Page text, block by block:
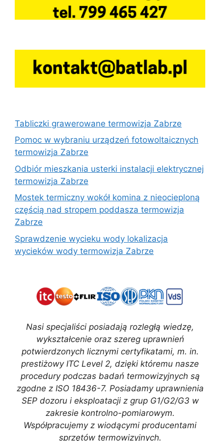
Tabliczki grawerowane termowizja Zabrze
Pomoc w wybraniu urządzeń fotowoltaicznych
termowizja Zabrze
Odbiór mieszkania usterki instalacji elektrycznej
termowizja Zabrze
Mostek termiczny wokół komina z nieocieploną
częścią nad stropem poddasza termowizja
Zabrze
Sprawdzenie wycieku wody lokalizacja
wycieków wody termowizja Zabrze
Nasi specjaliści posiadają rozległą wiedzę,
wykształcenie oraz szereg uprawnień
potwierdzonych licznymi certyfikatami, m. in.
prestiżowy ITC Level 2, dzięki któremu nasze
procedury podczas badań termowizyjnych są
zgodne z ISO 18436-7. Posiadamy uprawnienia
SEP dozoru i eksploatacji z grup G1/G2/G3 w
zakresie kontrolno-pomiarowym.
Współpracujemy z wiodącymi producentami
sprzętów termowizyjnych.